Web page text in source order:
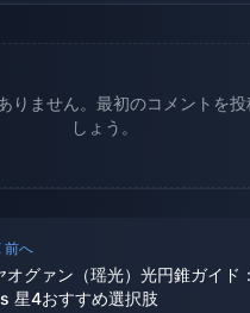
りません。最初のコメントを投
しょう。
前へ
オグァン（瑶光）光円錐ガイド
星4おすすめ選択肢